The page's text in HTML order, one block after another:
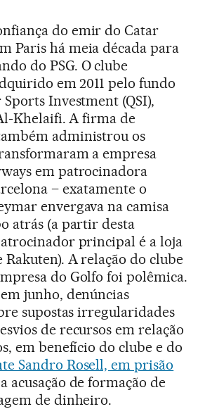
do emir do Catar
Paris há meia década para
do PSG. O clube
em 2011 pelo fundo
Investment (QSI),
Khelaifi. A firma de
administrou os
a empresa
em patrocinadora
– exatamente o
envergava na camisa
atrás (a partir desta
principal é a loja
A relação do clube
do Golfo foi polêmica.
junho, denúncias
supostas irregularidades
de recursos em relação
em benefício do clube e do
Sandro Rosell, em prisão
acusação de formação de
de dinheiro.